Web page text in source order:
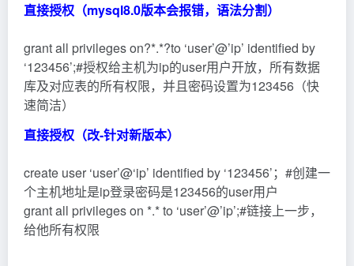
直接授权（mysql8.0版本会报错，语法分割）
grant all privileges on?*.*?to ‘user’@’ip’ identified by
‘123456’;#授权给主机为ip的user用户开放，所有数据
库及对应表的所有权限，并且密码设置为123456（快
速简洁）
直接授权（改-针对新版本）
create user ‘user’@‘ip’ identified by ‘123456’；#创建一
个主机地址是ip登录密码是123456的user用户
grant all privileges on *.* to ‘user’@’ip’;#链接上一步，
给他所有权限